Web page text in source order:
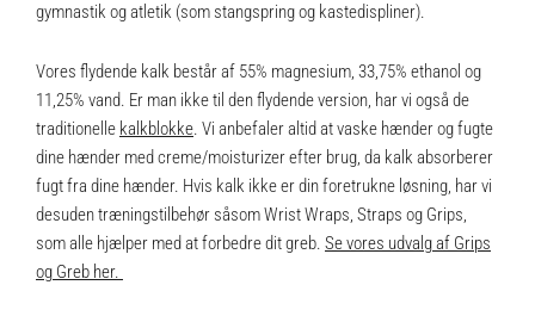
gymnastik og atletik (som stangspring og kastedispliner).
Vores flydende kalk består af 55% magnesium, 33,75% ethanol og
11,25% vand. Er man ikke til den flydende version, har vi også de
traditionelle kalkblokke. Vi anbefaler altid at vaske hænder og fugte
dine hænder med creme/moisturizer efter brug, da kalk absorberer
fugt fra dine hænder. Hvis kalk ikke er din foretrukne løsning, har vi
desuden træningstilbehør såsom Wrist Wraps, Straps og Grips,
som alle hjælper med at forbedre dit greb. Se vores udvalg af Grips
og Greb her.